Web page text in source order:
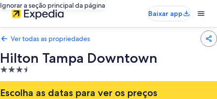
Ignorar a seção principal da página
Baixar app
Ver todas as propriedades
Hilton Tampa Downtown
Propriedade
3.5
estrelas
Escolha as datas para ver os preços